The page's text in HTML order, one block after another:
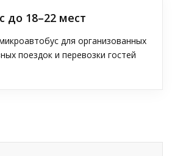
до 18–22 мест
для организованных
поездок и перевозки гостей